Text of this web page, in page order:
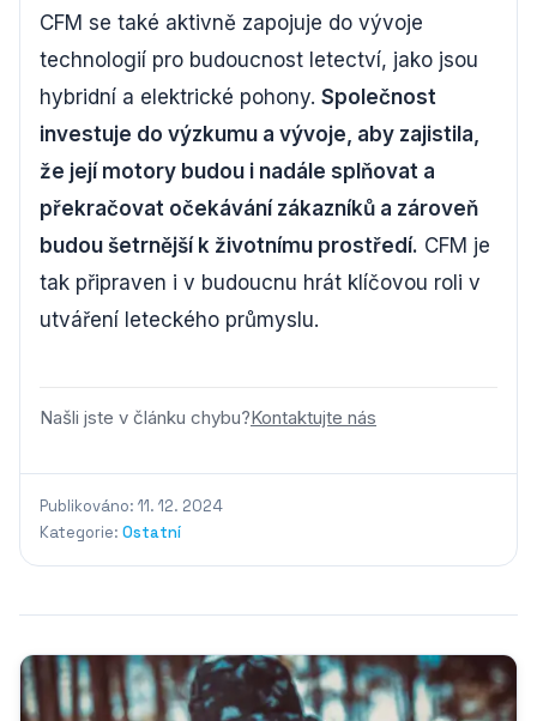
CFM se také aktivně zapojuje do vývoje
technologií pro budoucnost letectví, jako jsou
hybridní a elektrické pohony. Společnost
investuje do výzkumu a vývoje, aby zajistila,
že její motory budou i nadále splňovat a
překračovat očekávání zákazníků a zároveň
budou šetrnější k životnímu prostředí. CFM je
tak připraven i v budoucnu hrát klíčovou roli v
utváření leteckého průmyslu.
Našli jste v článku chybu?Kontaktujte nás
Publikováno: 11. 12. 2024
Kategorie: Ostatní